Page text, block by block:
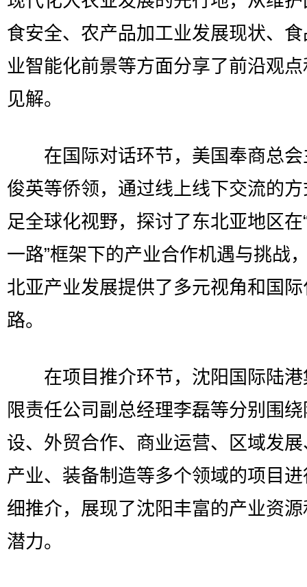
食安全、农产品加工业发展现状、
业智能化前景等方面分享了前沿观
见解。
在国际对话环节，美国奉商总会
俊英等侨领，通过线上线下交流的
足全球化视野，探讨了东北亚地区在
一路”框架下的产业合作机遇与挑战
北亚产业发展提供了多元视角和国
路。
在项目推介环节，沈阳国际陆港
限责任公司副总经理李磊等分别围
设、外贸合作、商业运营、区域发
产业、装备制造等多个领域的项目
细推介，展现了沈阳丰富的产业资
潜力。